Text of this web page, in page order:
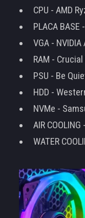
CPU - AMD
PLACA BASE
VGA - NVIDIA
RAM -
PSU - Be
HDD -
NVMe -
AIR
WATER